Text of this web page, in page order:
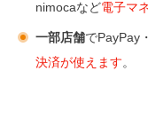
nimocaなど電子マ
一部店舗でPayPay
決済が使えます。